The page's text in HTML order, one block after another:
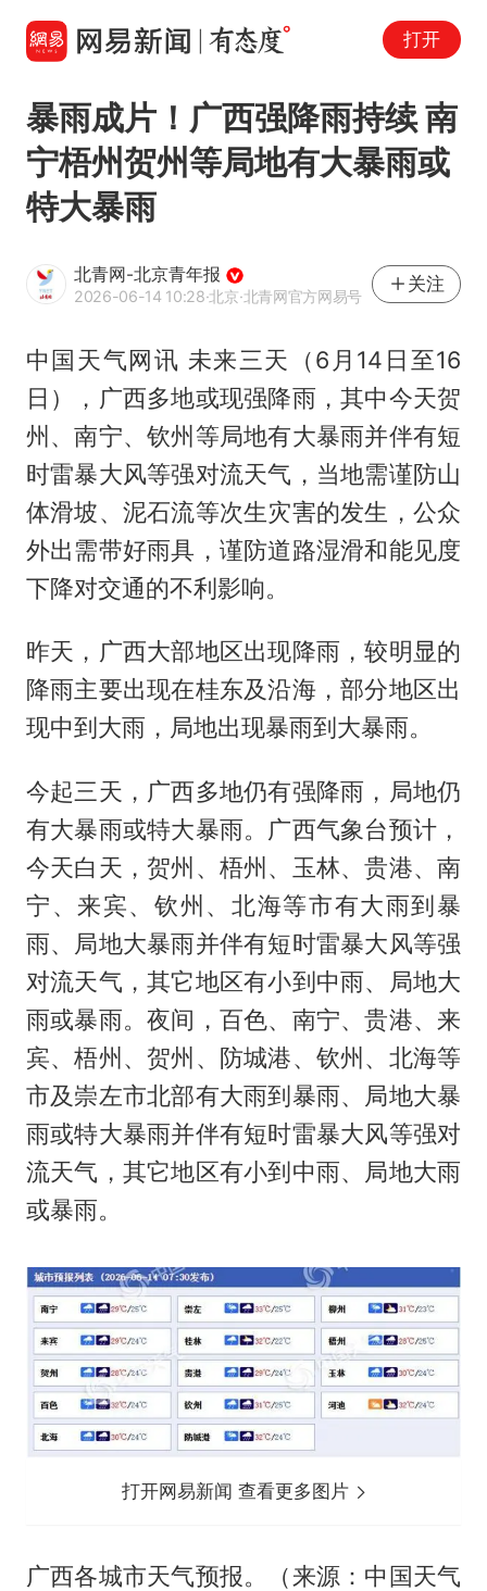
打开
暴雨成片！广西强降雨持续 南
宁梧州贺州等局地有大暴雨或
特大暴雨
北青网-北京青年报
2026-06-14 10:28·北京·北青网官方网易号
关注
中国天气网讯 未来三天（6月14日至16
日），广西多地或现强降雨，其中今天贺
州、南宁、钦州等局地有大暴雨并伴有短
时雷暴大风等强对流天气，当地需谨防山
体滑坡、泥石流等次生灾害的发生，公众
外出需带好雨具，谨防道路湿滑和能见度
下降对交通的不利影响。
昨天，广西大部地区出现降雨，较明显的
降雨主要出现在桂东及沿海，部分地区出
现中到大雨，局地出现暴雨到大暴雨。
今起三天，广西多地仍有强降雨，局地仍
有大暴雨或特大暴雨。广西气象台预计，
今天白天，贺州、梧州、玉林、贵港、南
宁、来宾、钦州、北海等市有大雨到暴
雨、局地大暴雨并伴有短时雷暴大风等强
对流天气，其它地区有小到中雨、局地大
雨或暴雨。夜间，百色、南宁、贵港、来
宾、梧州、贺州、防城港、钦州、北海等
市及崇左市北部有大雨到暴雨、局地大暴
雨或特大暴雨并伴有短时雷暴大风等强对
流天气，其它地区有小到中雨、局地大雨
或暴雨。
打开网易新闻 查看更多图片
广西各城市天气预报。（来源：中国天气